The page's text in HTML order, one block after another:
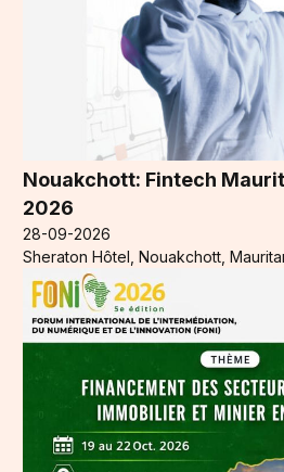
Nouakchott: Fintech
2026
28-09-2026
Sheraton Hôtel, Nouakchott,